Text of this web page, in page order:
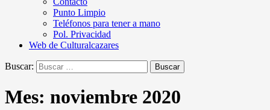
Punto Limpio
Teléfonos para tener a mano
Pol. Privacidad
Web de Culturalcazares
Buscar:
Mes: noviembre 2020